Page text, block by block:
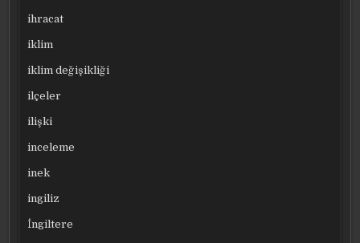
ihracat
iklim
iklim değişikliği
ilçeler
ilişki
inceleme
inek
ingiliz
İngiltere